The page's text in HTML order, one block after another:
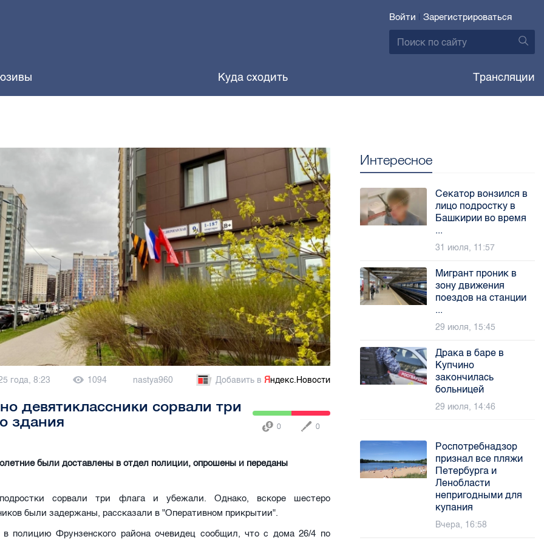
Войти | Зарегистрироваться
Куда сходить Трансляции
года, 8:23 1094 nastya960 Добавить в Яндекс.Новости
девятиклассники сорвали три
здания
0 0
были доставлены в отдел полиции, опрошены и переданы
сорвали три флага и убежали. Однако, вскоре шестеро
были задержаны, рассказали в "Оперативном прикрытии".
полицию Фрунзенского района очевидец сообщил, что с дома 26/4 по
Интересное
Секатор вонзился в
лицо подростку в
Башкирии во время
...
31 июля, 11:57
Мигрант проник в
зону движения
поездов на станции
...
29 июля, 15:45
Драка в баре в
Купчино
закончилась
больницей
29 июля, 14:46
Роспотребнадзор
признал все пляжи
Петербурга и
Ленобласти
непригодными для
купания
Вчера, 16:58